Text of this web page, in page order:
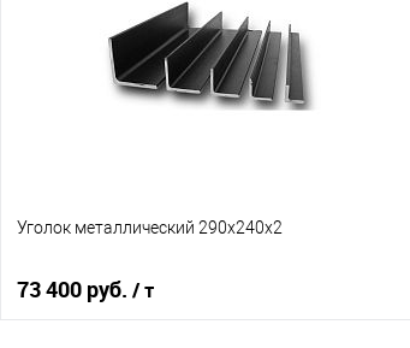
Купить в 1 клик
Сравнение
В избранное
Под заказ
Уголок металлический 290х240х2
73 400 руб. / т